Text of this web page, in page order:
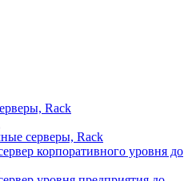
Rack
серверы, Rack
корпоративного уровня до